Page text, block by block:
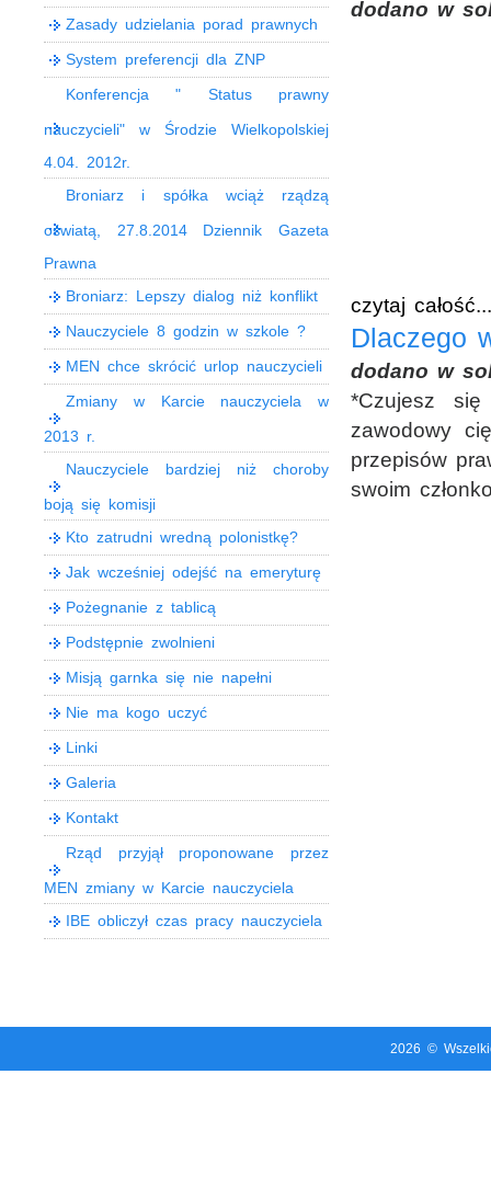
Zasady udzielania porad prawnych
System preferencji dla ZNP
Konferencja " Status prawny
nauczycieli" w Środzie Wielkopolskiej
4.04. 2012r.
Broniarz i spółka wciąż rządzą
oświatą, 27.8.2014 Dziennik Gazeta
Prawna
Broniarz: Lepszy dialog niż konflikt
Nauczyciele 8 godzin w szkole ?
MEN chce skrócić urlop nauczycieli
Zmiany w Karcie nauczyciela w
2013 r.
Nauczyciele bardziej niż choroby
boją się komisji
Kto zatrudni wredną polonistkę?
Jak wcześniej odejść na emeryturę
Pożegnanie z tablicą
Podstępnie zwolnieni
Misją garnka się nie napełni
Nie ma kogo uczyć
Linki
Galeria
Kontakt
Rząd przyjął proponowane przez
MEN zmiany w Karcie nauczyciela
IBE obliczył czas pracy nauczyciela
dodano w
czytaj całość...
Dlaczego
dodano w
*Czujesz
zawodowy
przepisów
swoim
2026 ©